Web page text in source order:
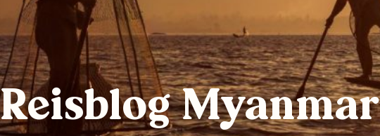
Reisblog Myanmar